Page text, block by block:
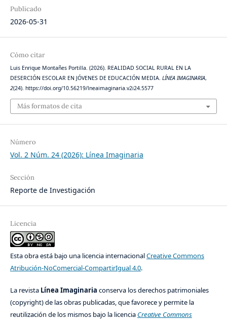
Publicado
2026-05-31
Cómo citar
Luis Enrique Montañes Portilla. (2026). REALIDAD SOCIAL RURAL EN LA
DESERCIÓN ESCOLAR EN JÓVENES DE EDUCACIÓN MEDIA. LÍNEA IMAGINARIA,
2(24). https://doi.org/10.56219/lneaimaginaria.v2i24.5577
Más formatos de cita
Número
Vol. 2 Núm. 24 (2026): Línea Imaginaria
Sección
Reporte de Investigación
Licencia
Esta obra está bajo una licencia internacionalCreative Commons
Atribución-NoComercial-CompartirIgual 4.0.
La revista Línea Imaginaria conserva los derechos patrimoniales
(copyright) de las obras publicadas, que favorece y permite la
reutilización de los mismos bajo la licencia Creative Commons